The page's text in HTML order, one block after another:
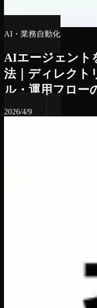
AI・業務自動化
AIエージェント
法｜ディレクト
ル・運用フロー
2026/4/9